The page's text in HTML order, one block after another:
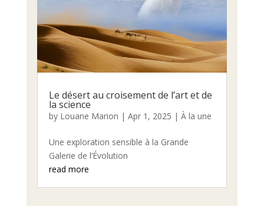
Le désert au croisement de l’art et de
la science
by Louane Marion | Apr 1, 2025 | À la une
Une exploration sensible à la Grande
Galerie de l’Évolution
read more